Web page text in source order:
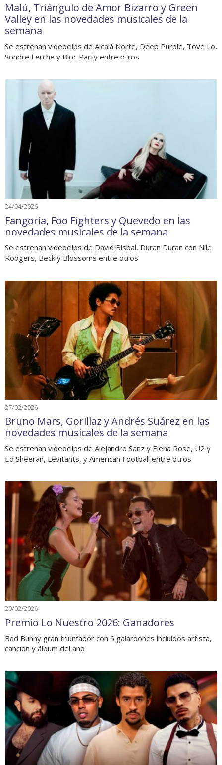
Malú, Triángulo de Amor Bizarro y Green
Valley en las novedades musicales de la
semana
Se estrenan videoclips de Alcalá Norte, Deep Purple, Tove Lo,
Sondre Lerche y Bloc Party entre otros
24/04/2026
Fangoria, Foo Fighters y Quevedo en las
novedades musicales de la semana
Se estrenan videoclips de David Bisbal, Duran Duran con Nile
Rodgers, Beck y Blossoms entre otros
27/02/2026
Bruno Mars, Gorillaz y Andrés Suárez en las
novedades musicales de la semana
Se estrenan videoclips de Alejandro Sanz y Elena Rose, U2 y
Ed Sheeran, Levitants, y American Football entre otros
20/02/2026
Premio Lo Nuestro 2026: Ganadores
Bad Bunny gran triunfador con 6 galardones incluidos artista,
canción y álbum del año